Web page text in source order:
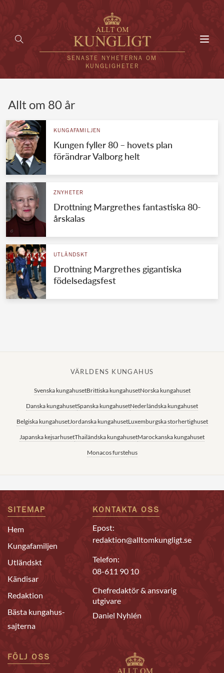
SENASTE NYHETERNA OM
KUNGLIGHETER
UTLÄNDSKT
VÄRLDENS KUNGAHUS
Svenska kungahuset
Brittiska kungahuset
Danska kungahuset
Spanska kungahuset
REDAKTION
Allt om 80 år
KUNGAFAMILJEN
Kungen fyller 80 – hovets plan
förändrar Valborg helt
ZNYHETER
Drottning Margrethes fantastiska 80-
årskalas
UTLÄNDSKT
Drottning Margrethes gigantiska
födelsedagsfest
VÄRLDENS KUNGAHUS
Svenska kungahusetBrittiska kungahusetNorska kungahuset
Danska kungahusetSpanska kungahusetNederländska kungahuset
Belgiska kungahusetJordanska kungahusetLuxemburgska storhertighuset
Japanska kejsarhusetThailändska kungahusetMarockanska kungahuset
Monacos furstehus
SITEMAP
Hem
Kungafamiljen
Utländskt
Kändisar
Redaktion
Bästa kungahus-
sajterna
KONTAKTA OSS
Epost:
redaktion@alltomkungligt.se
Telefon:
08-611 90 10
Chefredaktör & ansvarig
utgivare
Daniel Nyhlén
FÖLJ OSS